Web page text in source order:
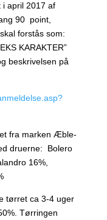
i april 2017 af
90 point,
forstås som:
KARAKTER”
beskrivelsen på
fra marken Æble-
druerne: Bolero
16%,
tørret ca 3-4 uger
Tørringen